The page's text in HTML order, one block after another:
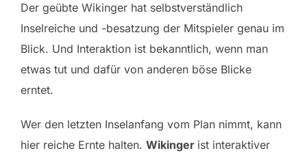
Der geübte Wikinger hat selbstverständlich
Inselreiche und -besatzung der Mitspieler genau im
Blick. Und Interaktion ist bekanntlich, wenn man
etwas tut und dafür von anderen böse Blicke
erntet.
Wer den letzten Inselanfang vom Plan nimmt, kann
hier reiche Ernte halten. Wikinger ist interaktiver